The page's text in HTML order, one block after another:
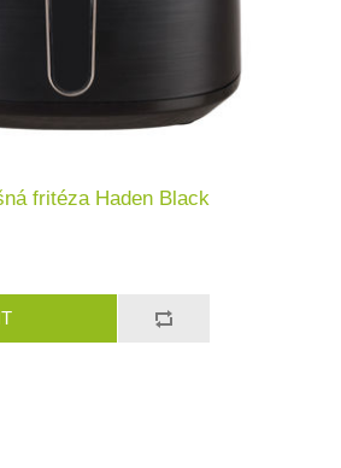
fritéza Haden Black